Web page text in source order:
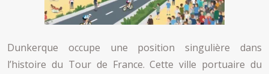
Dunkerque occupe une position singulière dans
l’histoire du Tour de France. Cette ville portuaire du